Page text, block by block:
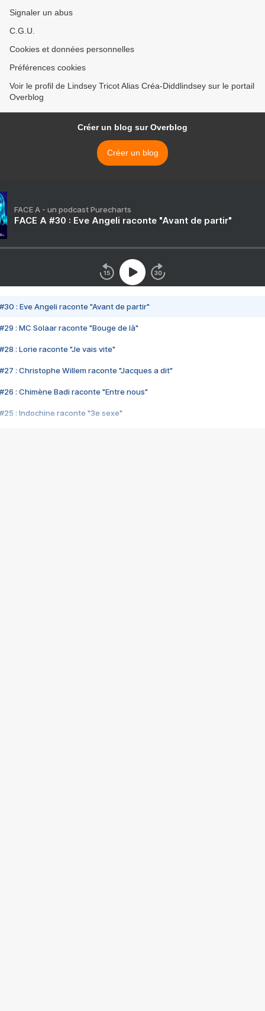
Signaler un abus
C.G.U.
Cookies et données personnelles
Préférences cookies
Voir le profil de Lindsey Tricot Alias Créa-Diddlindsey sur le portail
Overblog
Créer un blog sur Overblog
Créer un blog
FACE A - un podcast Purecharts
FACE A #30 : Eve Angeli raconte "Avant de partir"
#30 : Eve Angeli raconte "Avant de partir"
#29 : MC Solaar raconte "Bouge de là"
#28 : Lorie raconte "Je vais vite"
#27 : Christophe Willem raconte "Jacques a dit"
#26 : Chimène Badi raconte "Entre nous"
#25 : Indochine raconte "3e sexe"